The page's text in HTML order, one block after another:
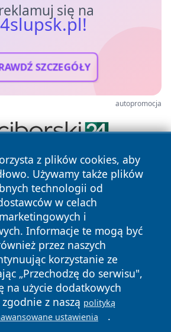
się na
SZCZEGÓŁY
autopromocja
z plików cookies, aby
Używamy także plików
technologii od
w celach
i
Informacje te mogą być
przez naszych
korzystanie ze
„Przechodzę do serwisu",
na użycie dodatkowych
z naszą polityką
ustawienia .
Wszystkie prawa zastrzeżone.
Polityka
Cookies